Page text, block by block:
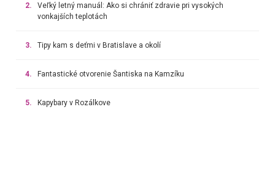
2.
Veľký letný manuál: Ako si chrániť zdravie pri vysokých
vonkajších teplotách
3. Tipy kam s deťmi v Bratislave a okolí
4. Fantastické otvorenie Šantiska na Kamzíku
5. Kapybary v Rozálkove